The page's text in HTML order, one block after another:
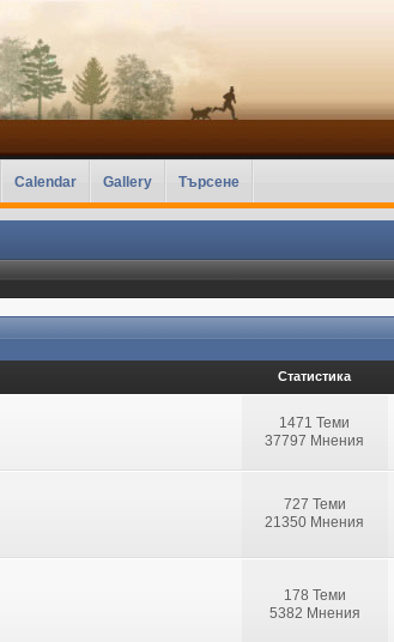
Calendar Gallery Търсене
Статистика
1471 Теми
37797 Мнения
727 Теми
21350 Мнения
178 Теми
5382 Мнения